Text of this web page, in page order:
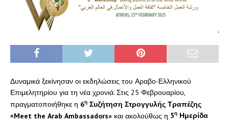
Δυναμικά ξεκίνησαν οι εκδηλώσεις του Αραβο-Ελληνικού
Επιμελητηρίου για τη νέα χρονιά. Στις 25 Φεβρουαρίου,
πραγματοποιήθηκε η 6η Συζήτηση Στρογγυλής Τραπέζης
«Meet the Arab Ambassadors» και ακολούθως η 5η Ημερίδα